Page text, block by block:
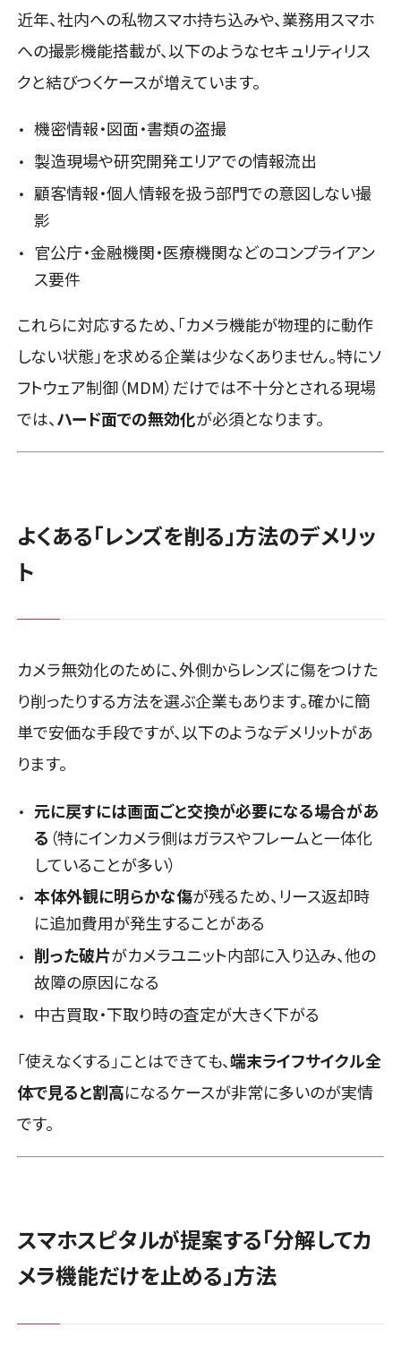
近年、社内への私物スマホ持ち込みや、業務用スマホ
への撮影機能搭載が、以下のようなセキュリティリス
クと結びつくケースが増えています。
機密情報・図面・書類の盗撮
製造現場や研究開発エリアでの情報流出
顧客情報・個人情報を扱う部門での意図しない撮
影
官公庁・金融機関・医療機関などのコンプライアン
ス要件
これらに対応するため、「カメラ機能が物理的に動作
しない状態」を求める企業は少なくありません。特にソ
フトウェア制御（MDM）だけでは不十分とされる現場
では、ハード面での無効化が必須となります。
よくある「レンズを削る」方法のデメリッ
ト
カメラ無効化のために、外側からレンズに傷をつけた
り削ったりする方法を選ぶ企業もあります。確かに簡
単で安価な手段ですが、以下のようなデメリットがあ
ります。
元に戻すには画面ごと交換が必要になる場合があ
る （特にインカメラ側はガラスやフレームと一体化
していることが多い）
本体外観に明らかな傷が残るため、リース返却時
に追加費用が発生することがある
削った破片がカメラユニット内部に入り込み、他の
故障の原因になる
中古買取・下取り時の査定が大きく下がる
「使えなくする」ことはできても、端末ライフサイクル全
体で見ると割高になるケースが非常に多いのが実情
です。
スマホスピタルが提案する「分解してカ
メラ機能だけを止める」方法